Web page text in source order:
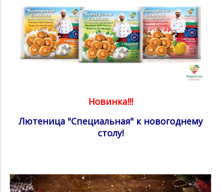
Новинка!!!
Лютеница "Специальная" к новогоднему
столу!